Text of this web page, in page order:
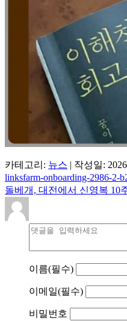
카테고리: 뉴스 | 작성일:
linksfarm-onboarding-2986-2-
돌베개, 대전에서 신영복 10
이름(필수)
이메일(필수)
비밀번호